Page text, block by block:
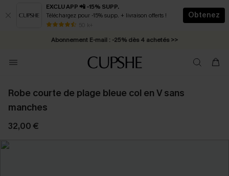
EXCLU APP 📲 -15% SUPP.
Téléchargez pour -15% supp. + livraison offerts !
50 k+
Obtenez
* Livraison éclair 2-3 jours ouvrés >>
Abonnement E-mail : -25% dès 4 achetés >>
Robe courte de plage bleue col en V sans
manches
32,00 €